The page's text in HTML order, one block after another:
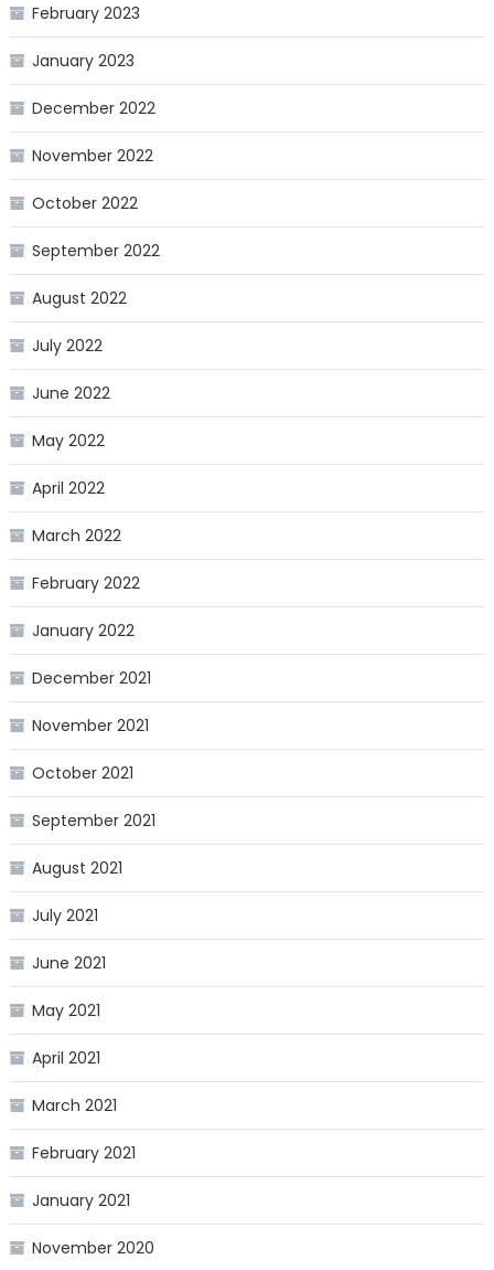
February 2023
January 2023
December 2022
November 2022
October 2022
September 2022
August 2022
July 2022
June 2022
May 2022
April 2022
March 2022
February 2022
January 2022
December 2021
November 2021
October 2021
September 2021
August 2021
July 2021
June 2021
May 2021
April 2021
March 2021
February 2021
January 2021
November 2020